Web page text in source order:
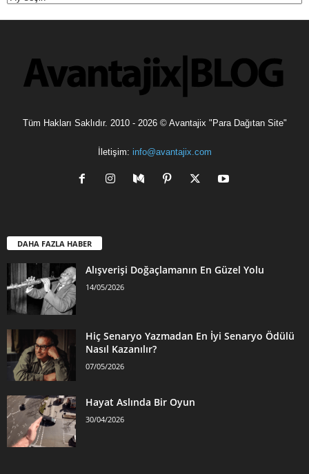
Tüm Hakları Saklıdır. 2010 - 2026 © Avantajix "Para Dağıtan Site"
İletişim: info@avantajix.com
DAHA FAZLA HABER
Alışverişi Doğaçlamanın En Güzel Yolu
14/05/2026
Hiç Senaryo Yazmadan En İyi Senaryo Ödülü
Nasıl Kazanılır?
07/05/2026
Hayat Aslında Bir Oyun
30/04/2026